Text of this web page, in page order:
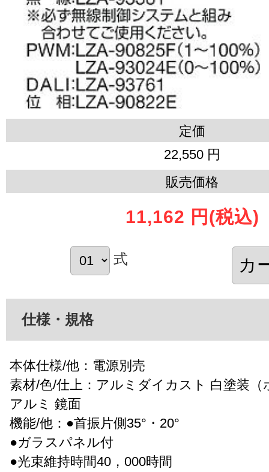
定価
22,550 円
販売価格
11,162 円 (税込)
式
仕様・規格
本体仕様/他：電源別売
素材/色/仕上：アルミダイカスト 白塗装（
アルミ 鏡面
機能/他：●首振片側35°・20°
●ガラスパネル付
●光束維持時間40，000時間